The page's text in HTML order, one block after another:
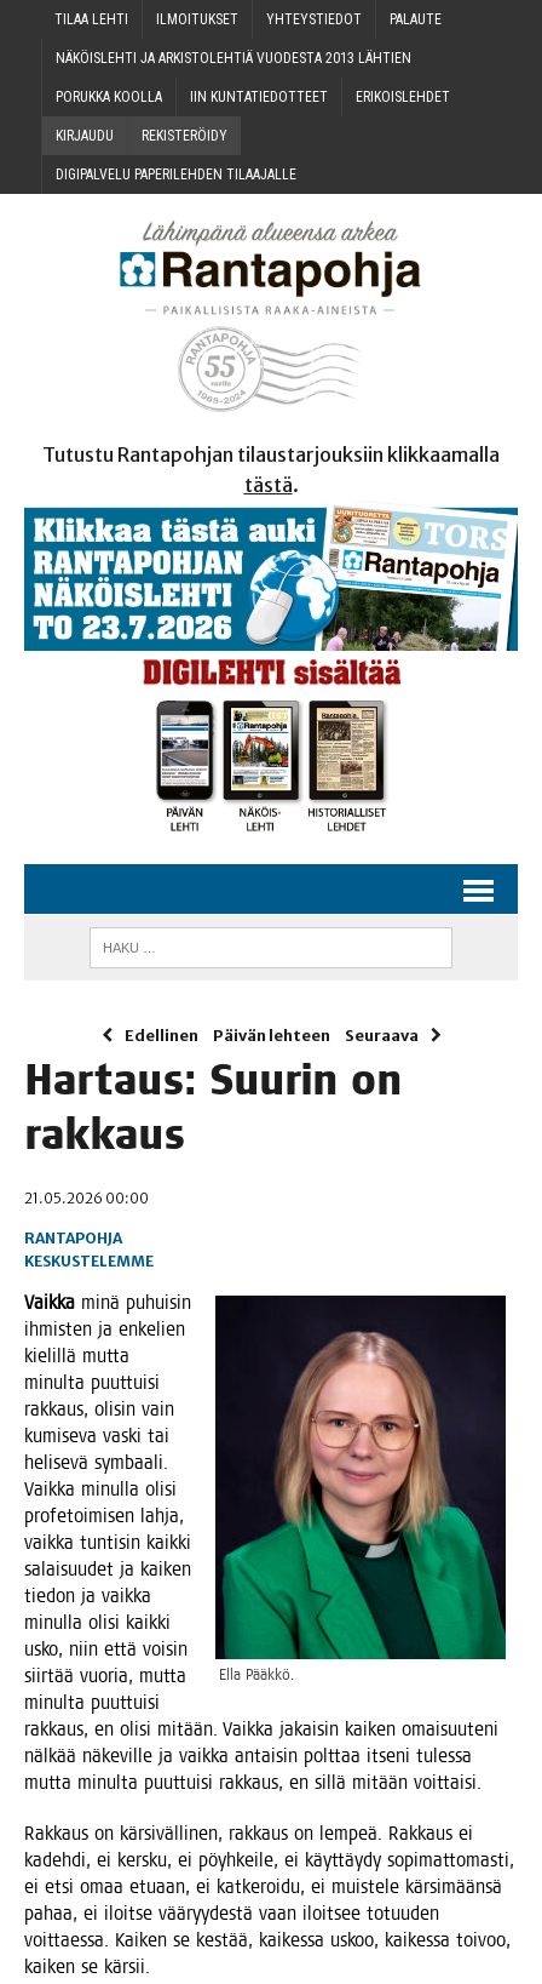
TILAA LEH­TI ILMOI­TUK­SET YHTEYS­TIE­DOT PALAU­TE
NÄKÖIS­LEH­TI JA ARKIS­TO­LEH­TIÄ VUO­DES­TA 2013 LÄHTIEN
PORUK­KA KOOLLA IIN KUN­TA­TIE­DOT­TEET ERI­KOIS­LEH­DET
KIR­JAU­DU REKIS­TE­RÖI­DY
DIGI­PAL­VE­LU PAPE­RI­LEH­DEN TILAAJALLE
Tutustu Rantapohjan tilaustarjouksiin klikkaamalla
tästä.
Edellinen Päivän lehteen Seuraava
Har­taus: Suu­rin on
rakkaus
21.05.2026 00:00
RANTAPOHJA
KESKUSTELEMME
Ella Pääk­kö.
Vaik­ka minä puhui­sin
ihmis­ten ja enke­lien
kie­lil­lä mut­ta
minul­ta puut­tui­si
rak­kaus, oli­sin vain
kumi­se­va vas­ki tai
heli­se­vä sym­baa­li.
Vaik­ka minul­la oli­si
pro­fe­toi­mi­sen lah­ja,
vaik­ka tun­ti­sin kaik­ki
salai­suu­det ja kai­ken
tie­don ja vaik­ka
minul­la oli­si kaik­ki
usko, niin että voi­sin
siir­tää vuo­ria, mut­ta
minul­ta puut­tui­si
rak­kaus, en oli­si mitään. Vaik­ka jakai­sin kai­ken omai­suu­te­ni
näl­kää näke­vil­le ja vaik­ka antai­sin polt­taa itse­ni tules­sa
mut­ta minul­ta puut­tui­si rak­kaus, en sil­lä mitään voittaisi.
Rak­kaus on kär­si­väl­li­nen, rak­kaus on lem­peä. Rak­kaus ei
kadeh­di, ei kers­ku, ei pöyh­kei­le, ei käyt­täy­dy sopi­mat­to­mas­ti,
ei etsi omaa etu­aan, ei kat­ke­roi­du, ei muis­te­le kär­si­mään­sä
pahaa, ei iloit­se vää­ryy­des­tä vaan iloit­see totuu­den
voit­taes­sa. Kai­ken se kes­tää, kai­kes­sa uskoo, kai­kes­sa toi­voo,
kai­ken se kärsii.